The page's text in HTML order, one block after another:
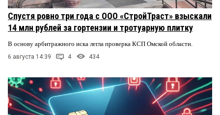
Спустя ровно три года с ООО «СтройТраст» взыскали
14 млн рублей за гортензии и тротуарную плитку
В основу арбитражного иска легла проверка КСП Омской области.
6 августа 14:39 4 434